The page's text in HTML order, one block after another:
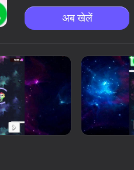
अब खेलें